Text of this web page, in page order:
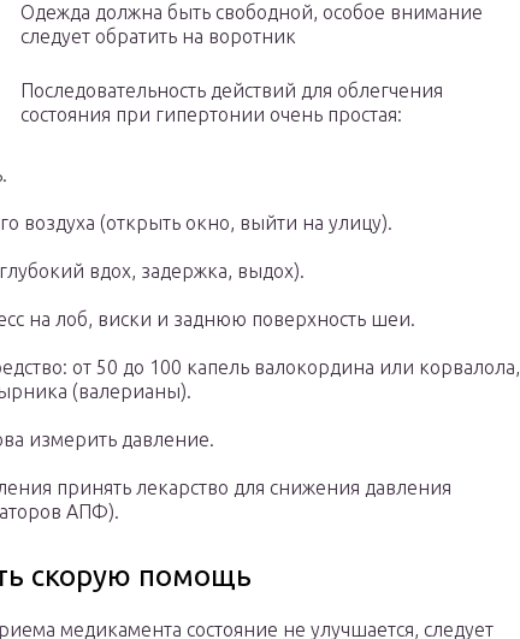
Одежда должна быть свободной, особое внимание
следует обратить на воротник
Последовательность действий для облегчения
состояния при гипертонии очень простая:
воздуха (открыть окно, выйти на улицу).
вдох, задержка, выдох).
на лоб, виски и заднюю поверхность шеи.
от 50 до 100 капель валокордина или корвалола,
(валерианы).
измерить давление.
принять лекарство для снижения давления
АПФ).
скорую помощь
медикамента состояние не улучшается, следует